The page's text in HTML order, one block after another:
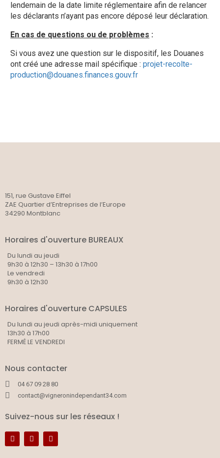
lendemain de la date limite réglementaire afin de relancer
les déclarants n’ayant pas encore déposé leur déclaration.
En cas de questions ou de problèmes :
Si vous avez une question sur le dispositif, les Douanes
ont créé une adresse mail spécifique :projet-recolte-
production@douanes.finances.gouv.fr
151, rue Gustave Eiffel
ZAE Quartier d’Entreprises de l’Europe
34290 Montblanc
Horaires d'ouverture BUREAUX
Du lundi au jeudi
9h30 à 12h30 – 13h30 à 17h00
Le vendredi
9h30 à 12h30
Horaires d'ouverture CAPSULES
Du lundi au jeudi après-midi uniquement
13h30 à 17h00
FERMÉ LE VENDREDI
Nous contacter
04 67 09 28 80
contact@vigneronindependant34.com
Suivez-nous sur les réseaux !